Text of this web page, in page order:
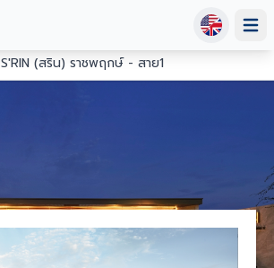
S'RIN (สริน) ราชพฤกษ์ - สาย1